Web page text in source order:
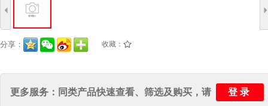
4
分享： 收藏： /
更多服务：同类产品快速查看、筛选及购买，请 登录